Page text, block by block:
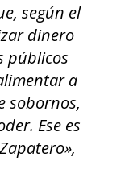
según el
dinero
públicos
a
sobornos,
Ese es